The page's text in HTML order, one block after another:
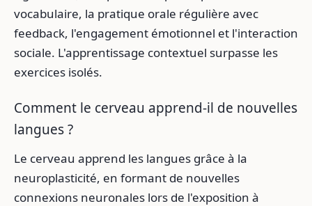
vocabulaire, la pratique orale régulière avec
feedback, l'engagement émotionnel et l'interaction
sociale. L'apprentissage contextuel surpasse les
exercices isolés.
Comment le cerveau apprend-il de nouvelles
langues ?
Le cerveau apprend les langues grâce à la
neuroplasticité, en formant de nouvelles
connexions neuronales lors de l'exposition à